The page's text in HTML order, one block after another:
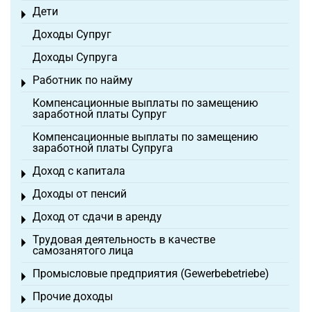
Дети
Toggle menu
Доходы Супруг
Доходы Супруга
Работник по найму
Toggle menu
Компенсационные выплаты по замещению
заработной платы Супруг
Компенсационные выплаты по замещению
заработной платы Супруга
Доход с капитала
Toggle menu
Доходы от пенсий
Toggle menu
Доход от сдачи в аренду
Toggle menu
Трудовая деятельность в качестве
самозанятого лица
Toggle menu
Промысловые предприятия (Gewerbebetriebe)
Toggle menu
Прочие доходы
Toggle menu